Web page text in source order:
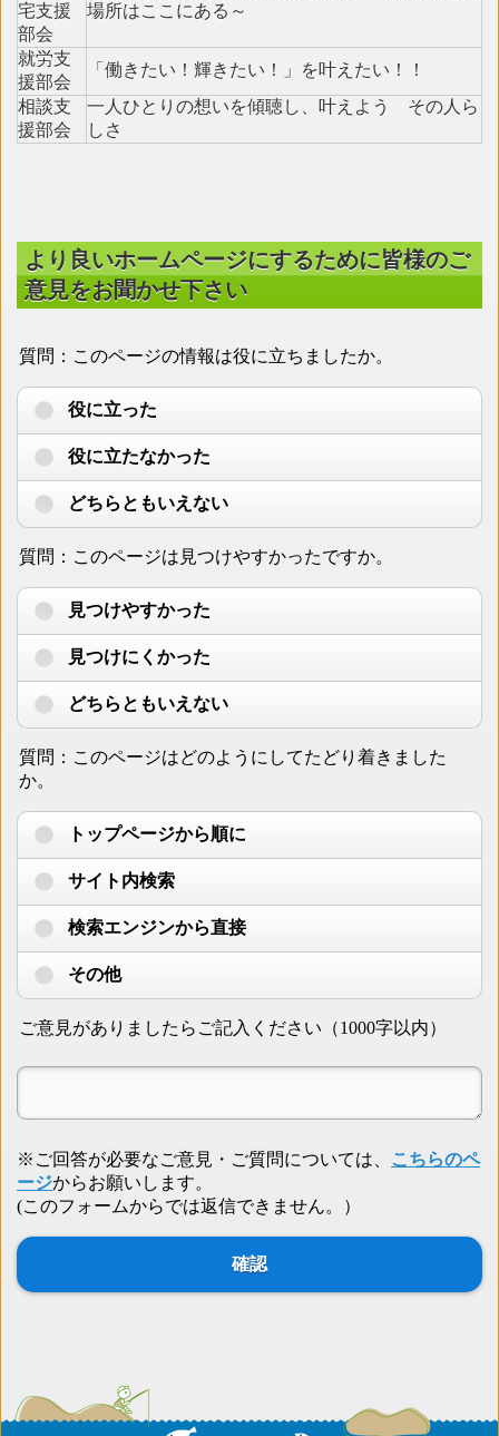
宅支援
部会
場所はここにある～
就労支
援部会
「働きたい！輝きたい！」を叶えたい！！
相談支
援部会
一人ひとりの想いを傾聴し、叶えよう その人ら
しさ
より良いホームページにするために皆様のご
意見をお聞かせ下さい
質問：このページの情報は役に立ちましたか。
役に立った
役に立たなかった
どちらともいえない
質問：このページは見つけやすかったですか。
見つけやすかった
見つけにくかった
どちらともいえない
質問：このページはどのようにしてたどり着きました
か。
トップページから順に
サイト内検索
検索エンジンから直接
その他
ご意見がありましたらご記入ください（1000字以内）
※ご回答が必要なご意見・ご質問については、
こちらのペ
ージからお願いします。
(このフォームからでは返信できません。）